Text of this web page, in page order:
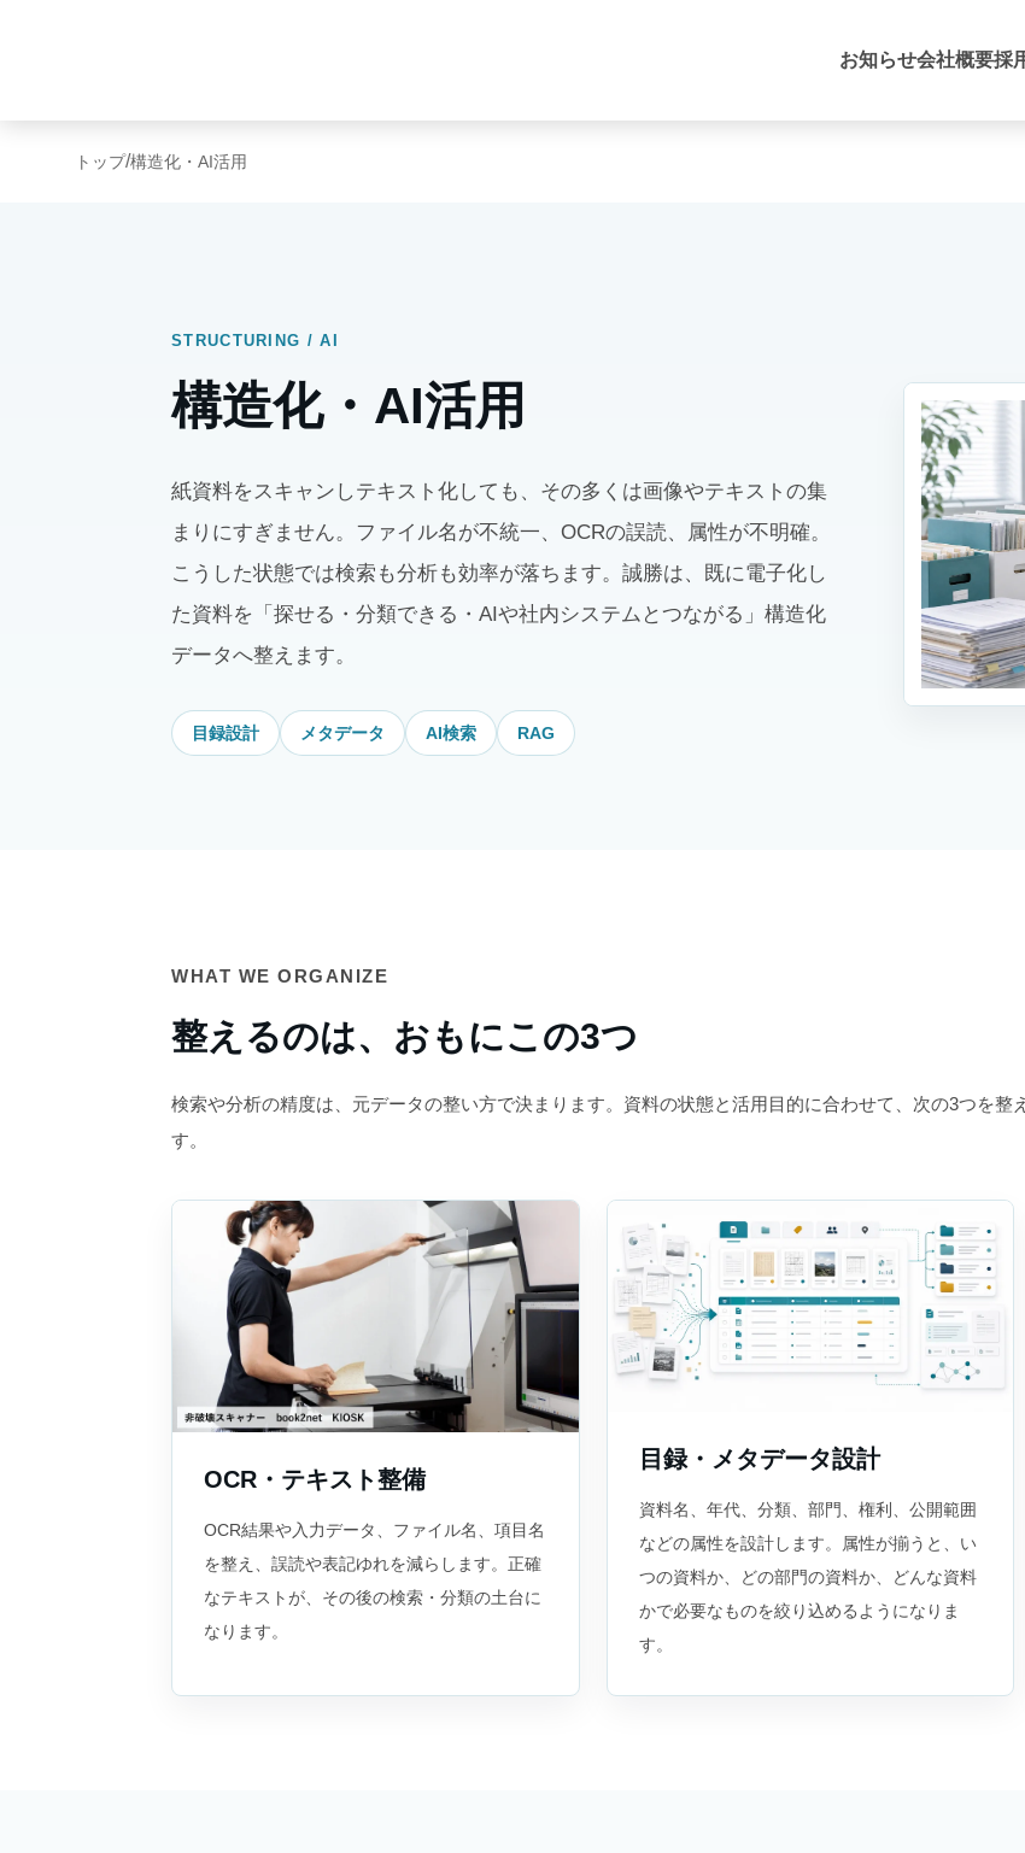
お知らせ会社概要採
トップ/構造化・AI活用
STRUCTURING / AI
構造化・AI活用
紙資料をスキャンしテキスト化しても、その多くは画像やテキストの集
まりにすぎません。ファイル名が不統一、OCRの誤読、属性が不明確。
こうした状態では検索も分析も効率が落ちます。誠勝は、既に電子化し
た資料を「探せる・分類できる・AIや社内システムとつながる」構造化
データへ整えます。
目録設計 メタデータ AI検索 RAG
WHAT WE ORGANIZE
整えるのは、おもにこの3つ
検索や分析の精度は、元データの整い方で決まります。資料の状態と活用目的に合わせて、次の3つを整
す。
OCR・テキスト整備
OCR結果や入力データ、ファイル名、項目名
を整え、誤読や表記ゆれを減らします。正確
なテキストが、その後の検索・分類の土台に
なります。
目録・メタデータ設計
資料名、年代、分類、部門、権利、公開範囲
などの属性を設計します。属性が揃うと、い
つの資料か、どの部門の資料か、どんな資料
かで必要なものを絞り込めるようになりま
す。